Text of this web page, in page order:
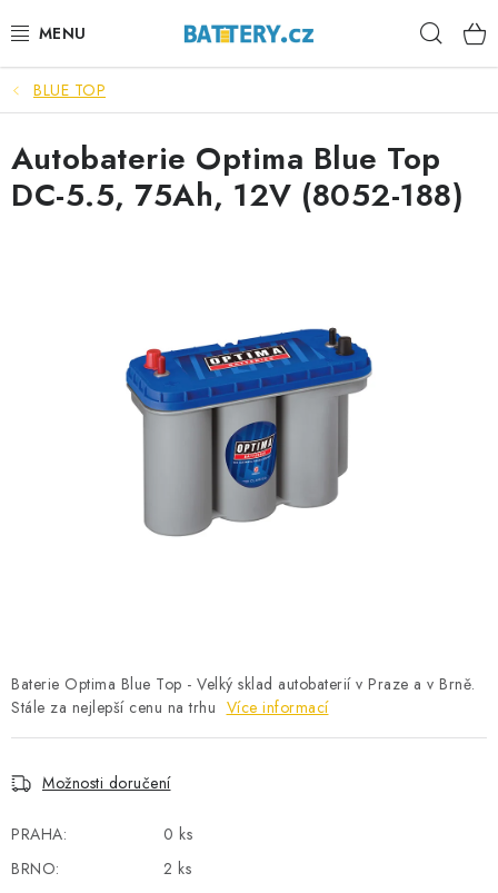
na
VÝHODNÉ SETY
SLUŽBY
AUTOBATERIE
STANIČNÍ BATERIE
MĚNIČE NAPĚTÍ
STARTOVACÍ ZDROJE
TESTERY BATERIÍ
BLUE TOP
Baterie Optima Blue Top - Velký sklad autobaterií v Praze a v Brně.
Stále za nejlepší cenu na trhu Více informací
Možnosti doručení
PRAHA:
0 ks
BRNO:
2 ks
Autobaterie Optima Blue Top
DC-5.5, 75Ah, 12V (8052-188)